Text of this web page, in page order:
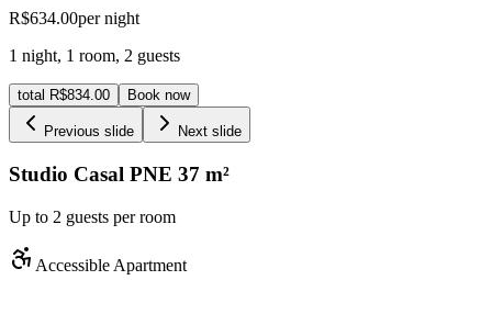
R$634.00per night
1 night, 1 room, 2 guests
total R$834.00 Book now
Previous slide Next slide
Studio Casal PNE 37 m²
Up to 2 guests per room
Accessible Apartment